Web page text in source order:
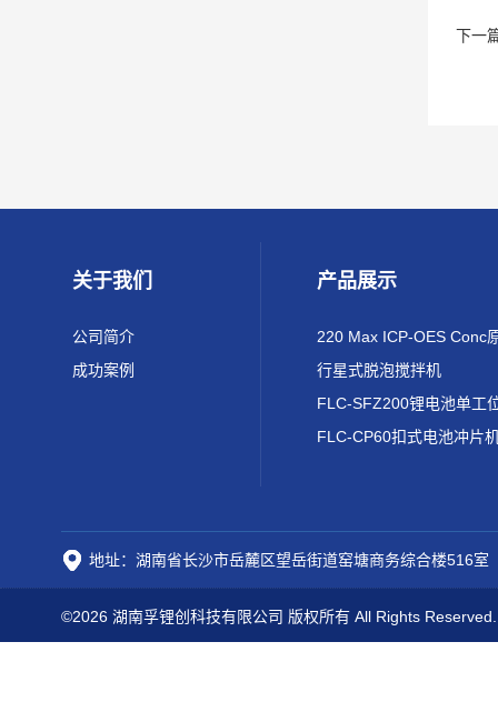
下一
关于我们
公司简介
成功案例
产品展示
行星式脱泡搅拌机
FLC-CP60扣式电池冲片
地址：湖南省长沙市岳麓区望岳街道窑塘商务综合楼516室
©2026 湖南孚锂创科技有限公司 版权所有 All Rights